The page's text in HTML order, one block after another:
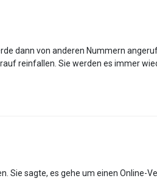
dann von anderen Nummern
reinfallen. Sie werden es immer
Sie sagte, es gehe um einen Online-